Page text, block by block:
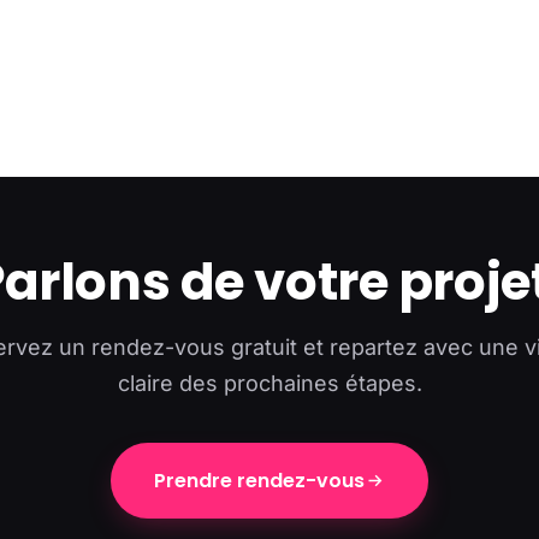
de votre
un rendez-vous gratuit et repartez avec une
claire des prochaines étapes.
Prendre rendez-vous